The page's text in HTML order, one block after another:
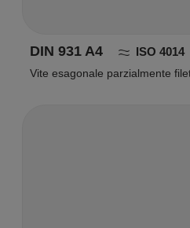
DIN 931 A4 ISO 4014
Vite esagonale parzialmente